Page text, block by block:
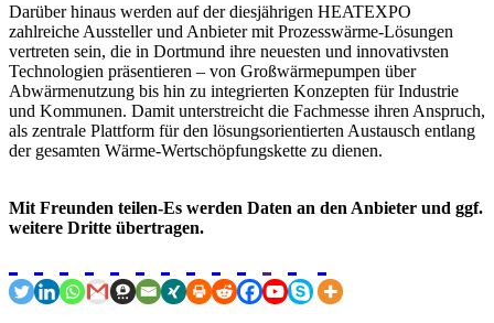
Darüber hinaus werden auf der diesjährigen HEATEXPO
zahlreiche Aussteller und Anbieter mit Prozesswärme-Lösungen
vertreten sein, die in Dortmund ihre neuesten und innovativsten
Technologien präsentieren – von Großwärmepumpen über
Abwärmenutzung bis hin zu integrierten Konzepten für Industrie
und Kommunen. Damit unterstreicht die Fachmesse ihren Anspruch,
als zentrale Plattform für den lösungsorientierten Austausch entlang
der gesamten Wärme-Wertschöpfungskette zu dienen.
Mit Freunden teilen-Es werden Daten an den Anbieter und ggf.
weitere Dritte übertragen.